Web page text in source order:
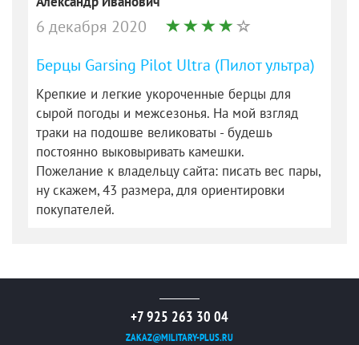
6 декабря 2020
Берцы Garsing Pilot Ultra (Пилот ультра)
Крепкие и легкие укороченные берцы для
сырой погоды и межсезонья. На мой взгляд
траки на подошве великоваты - будешь
постоянно выковыривать камешки.
Пожелание к владельцу сайта: писать вес пары,
ну скажем, 43 размера, для ориентировки
покупателей.
+7 925 263 30 04
ZAKAZ@MILITARY-PLUS.RU